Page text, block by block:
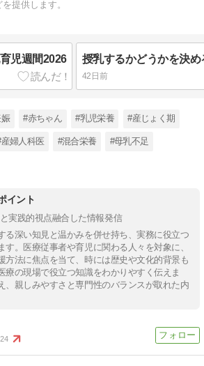
提供します。
児週間2026
42日前
#赤ちゃん #乳児栄養 #産じょく期
婦人科医 #混合栄養 #母乳不足
イント
実践的視点融合した情報発信
る深い知見と温かみを併せ持ち、実務に役立つ
。医療従事者や育児に関わる人々を対象に、
方法に焦点を当て、時には歴史や文化的背景も
療の現場で役立つ知識をわかりやすく伝えま
、親しみやすさと専門性のバランスが取れた内
24